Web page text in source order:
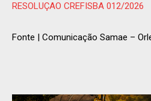
RESOLUÇAO CREFISBA 012/2026
Fonte | Comunicação Samae –